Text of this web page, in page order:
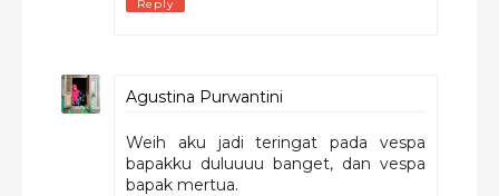
Reply
Agustina Purwantini
Weih aku jadi teringat pada vespa
bapakku duluuuu banget, dan vespa
bapak mertua.